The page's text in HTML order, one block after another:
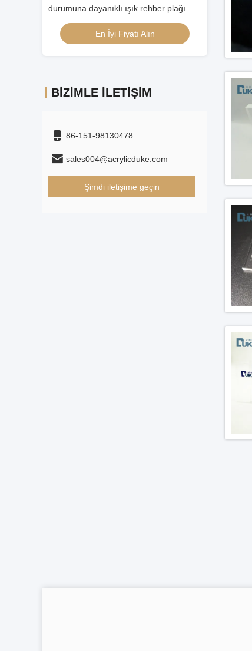
Yaprak LED Perspex Panelleri
En İyi Fiyatı Alın
BIZIMLE İLETIŞIM
86-151-98130478
sales004@acrylicduke.com
Şimdi iletişime geçin